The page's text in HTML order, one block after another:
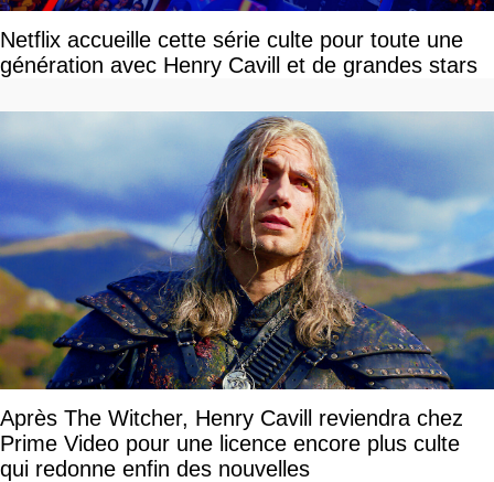
Netflix accueille cette série culte pour toute une
génération avec Henry Cavill et de grandes stars
Après The Witcher, Henry Cavill reviendra chez
Prime Video pour une licence encore plus culte
qui redonne enfin des nouvelles